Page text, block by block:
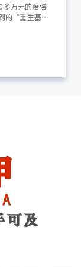
多万元的赔偿
的“重生基